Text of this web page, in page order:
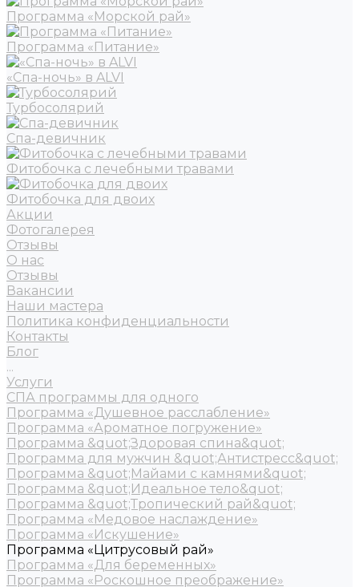
Программа «Морской рай»
Программа «Питание»
«Спа-ночь» в ALVI
Турбосолярий
Спа-девичник
Фитобочка с лечебными травами
Фитобочка для двоих
Акции
Фотогалерея
Отзывы
О нас
Отзывы
Вакансии
Наши мастера
Политика конфиденциальности
Контакты
Блог
...
Услуги
СПА программы для одного
Программа «Душевное расслабление»
Программа «Ароматное погружение»
Программа &quot;Здоровая спина&quot;
Программа для мужчин &quot;Антистресс&quot;
Программа &quot;Майами с камнями&quot;
Программа &quot;Идеальное тело&quot;
Программа &quot;Тропический рай&quot;
Программа «Медовое наслаждение»
Программа «Искушение»
Программа «Цитрусовый рай»
Программа «Для беременных»
Программа «Роскошное преображение»